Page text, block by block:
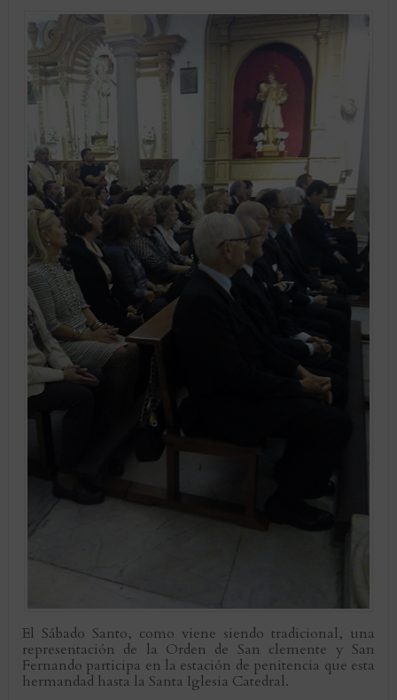
El Sábado Santo, como viene siendo tradicional, una
representación de la Orden de San clemente y San
Fernando participa en la estación de penitencia que esta
hermandad hasta la Santa Iglesia Catedral.